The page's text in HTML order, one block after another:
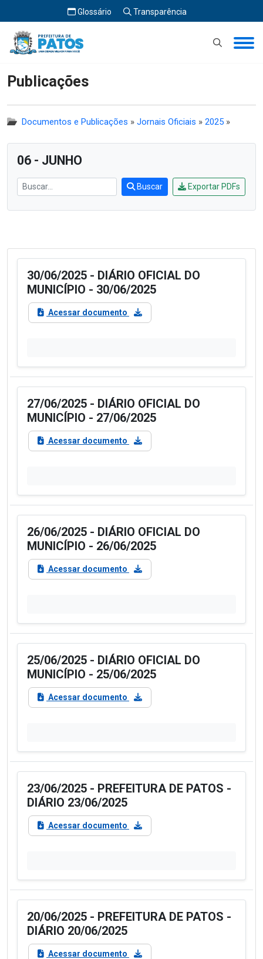
Glossário Transparência
Início Publicações
Publicações
Documentos e Publicações » Jornais Oficiais » 2025 »
06 - JUNHO
Buscar Exportar PDFs
30/06/2025 - DIÁRIO OFICIAL DO
MUNICÍPIO - 30/06/2025
Acessar documento
27/06/2025 - DIÁRIO OFICIAL DO
MUNICÍPIO - 27/06/2025
Acessar documento
26/06/2025 - DIÁRIO OFICIAL DO
MUNICÍPIO - 26/06/2025
Acessar documento
25/06/2025 - DIÁRIO OFICIAL DO
MUNICÍPIO - 25/06/2025
Acessar documento
23/06/2025 - PREFEITURA DE PATOS -
DIÁRIO 23/06/2025
Acessar documento
20/06/2025 - PREFEITURA DE PATOS -
DIÁRIO 20/06/2025
Acessar documento